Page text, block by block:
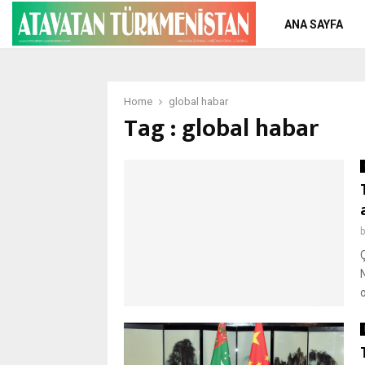
ANA SAYFA
Home global habar
Tag : global habar